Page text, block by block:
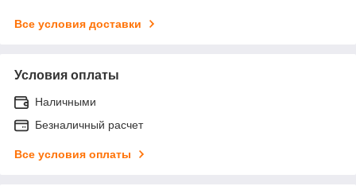
Все условия доставки
Условия оплаты
Наличными
Безналичный расчет
Все условия оплаты